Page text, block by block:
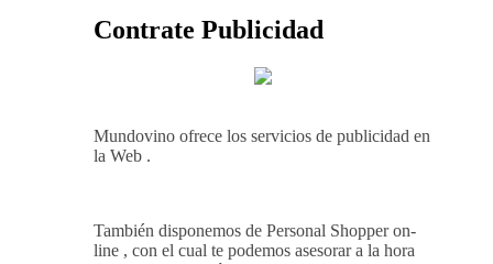
HARMONY COLLECTION
Contrate Publicidad